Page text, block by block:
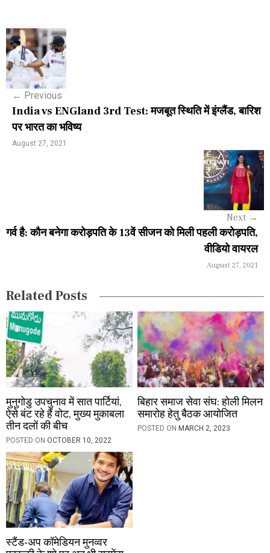
P
o
s
n
a
a
o
n
← Previous
India vs ENGland 3rd Test: मजबूत स्थिति में इंग्लैंड, बारिश
पर भारत का भविष्य
August 27, 2021
Next →
गर्व है: कौन बनेगा करोड़पति के 13वें सीजन को मिली पहली करोड़पति,
वीडियो वायरल
August 27, 2021
Related Posts
मुनुगोडु उपचुनाव में सात पार्टियां,
ऐसे बंट रहे हैं वोट, मुख्य मुकाबला
तीन दलों की बीच
POSTED ON OCTOBER 10, 2022
बिहार समाज सेवा संघ: होली मिलन
समारोह हेतु बैठक आयोजित
POSTED ONMARCH 2, 2023
स्टैंड-अप कॉमेडियन मुनव्वर